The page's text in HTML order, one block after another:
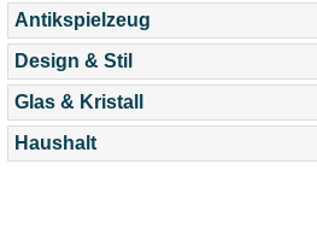
Antikspielzeug
Design & Stil
Glas & Kristall
Haushalt